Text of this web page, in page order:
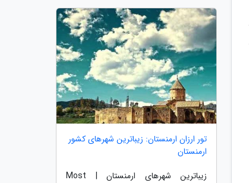
تور ارزان ارمنستان: زیباترین شهرهای کشور
ارمنستان
زیباترین شهرهای ارمنستان | Most